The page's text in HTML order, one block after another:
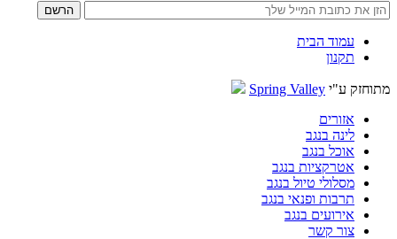
עמוד הבית
תקנון
מתוחזק ע"י Spring Valley
אזורים
לינה בנגב
אוכל בנגב
אטרקציות בנגב
מסלולי טיול בנגב
תרבות ופנאי בנגב
אירועים בנגב
צור קשר